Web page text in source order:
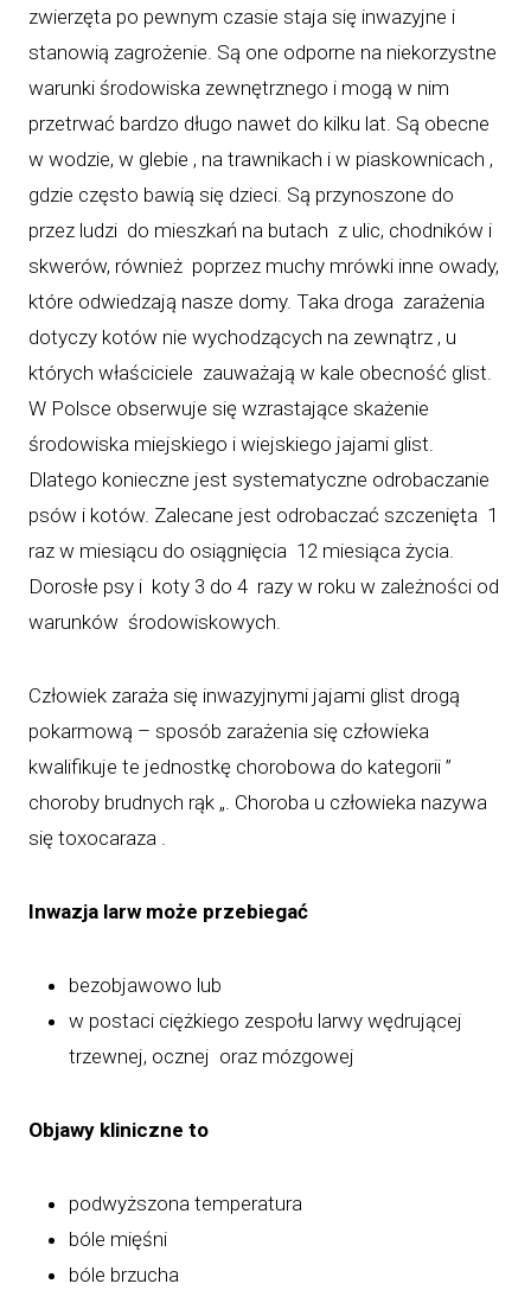
zwierzęta po pewnym czasie staja się inwazyjne i
stanowią zagrożenie. Są one odporne na niekorzystne
warunki środowiska zewnętrznego i mogą w nim
przetrwać bardzo długo nawet do kilku lat. Są obecne
w wodzie, w glebie , na trawnikach i w piaskownicach ,
gdzie często bawią się dzieci. Są przynoszone do
przez ludzi do mieszkań na butach z ulic, chodników i
skwerów, również poprzez muchy mrówki inne owady,
które odwiedzają nasze domy. Taka droga zarażenia
dotyczy kotów nie wychodzących na zewnątrz , u
których właściciele zauważają w kale obecność glist.
W Polsce obserwuje się wzrastające skażenie
środowiska miejskiego i wiejskiego jajami glist.
Dlatego konieczne jest systematyczne odrobaczanie
psów i kotów. Zalecane jest odrobaczać szczenięta 1
raz w miesiącu do osiągnięcia 12 miesiąca życia.
Dorosłe psy i koty 3 do 4 razy w roku w zależności od
warunków środowiskowych.
Człowiek zaraża się inwazyjnymi jajami glist drogą
pokarmową – sposób zarażenia się człowieka
kwalifikuje te jednostkę chorobowa do kategorii ”
choroby brudnych rąk „. Choroba u człowieka nazywa
się toxocaraza .
Inwazja larw może przebiegać
bezobjawowo lub
w postaci ciężkiego zespołu larwy wędrującej
trzewnej, ocznej oraz mózgowej
Objawy kliniczne to
podwyższona temperatura
bóle mięśni
bóle brzucha